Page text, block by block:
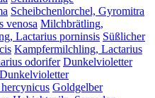
Scheibchenlorchel, Gyromitra
venosa Milchbrätling,
Lactarius porninsis Süßlicher
Kampfermilchling, Lactarius
odorifer Dunkelvioletter
Dunkelvioletter
Goldgelber